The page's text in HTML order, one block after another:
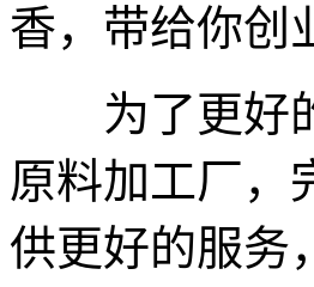
香，带给你创
为了更好的
原料加工厂，
供更好的服务